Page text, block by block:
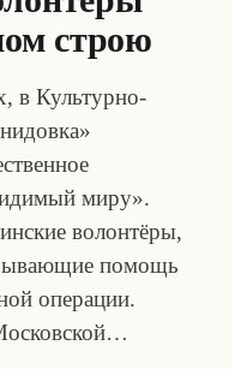
строю
в Культурно-
миру».
волонтёры,
помощь
операции.